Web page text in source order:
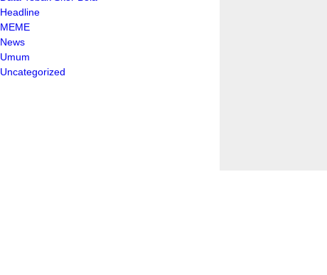
Headline
MEME
News
Umum
Uncategorized